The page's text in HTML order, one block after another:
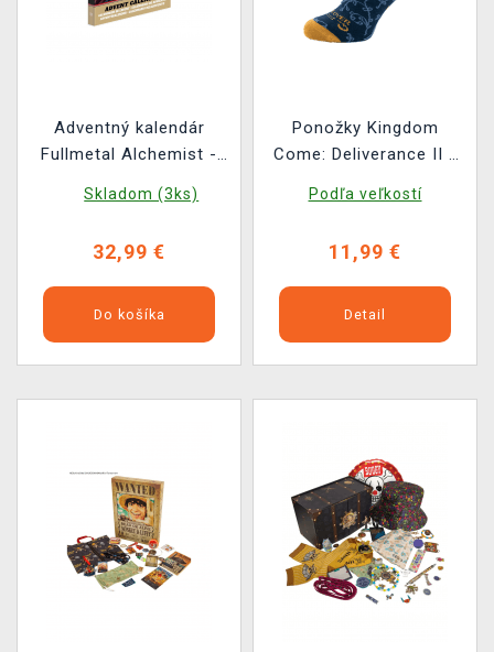
Adventný kalendár
Fullmetal Alchemist -
Skladom (3ks)
32,99 €
Do košíka
Ponožky Kingdom
Come: Deliverance II -
Podľa veľkostí
11,99 €
Detail